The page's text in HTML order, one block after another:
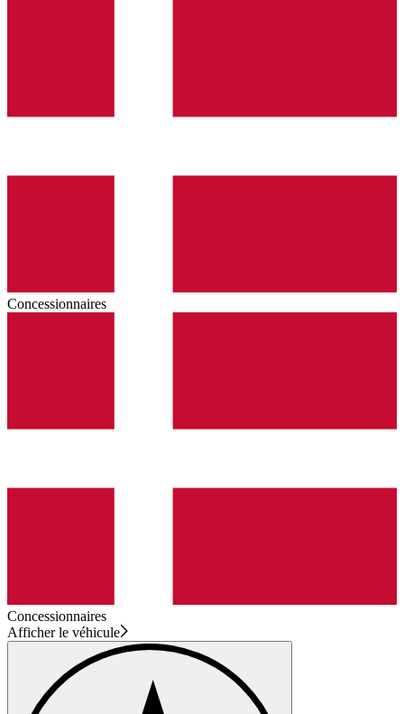
Concessionnaires
Concessionnaires
Afficher le véhicule